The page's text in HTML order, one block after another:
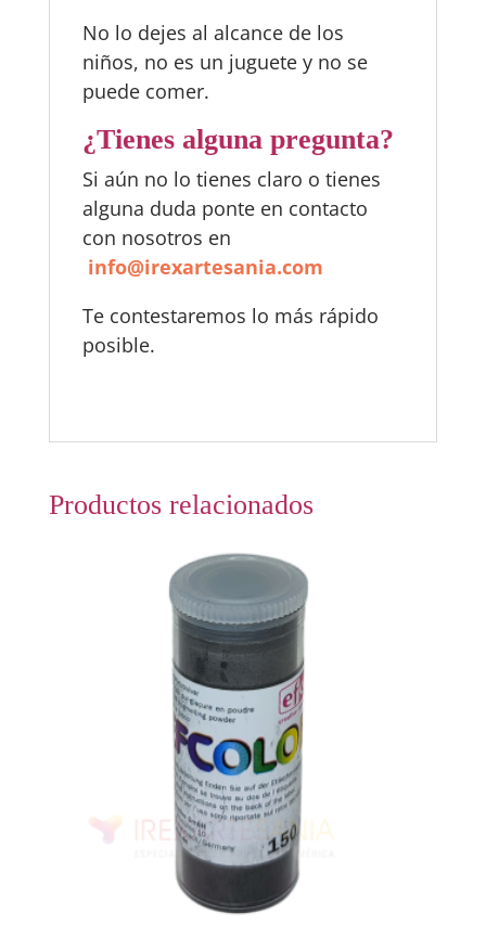
No lo dejes al alcance de los
niños, no es un juguete y no se
puede comer.
¿Tienes alguna pregunta?
Si aún no lo tienes claro o tienes
alguna duda ponte en contacto
con nosotros en
info@irexartesania.com
Te contestaremos lo más rápido
posible.
Productos relacionados